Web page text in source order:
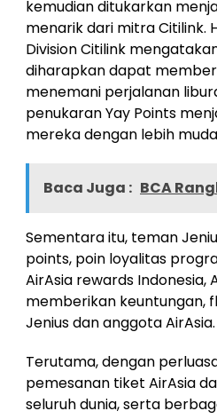
kemudian ditukarkan
menarik dari mitra Citilink.
Division Citilink
diharapkan dapat
menemani perjalanan
penukaran Yay Points
mereka dengan lebih
Baca Juga : BCA
Sementara itu, teman
points, poin loyalitas
AirAsia rewards Indonesia,
memberikan keuntungan,
Jenius dan anggota AirAsia.
Terutama, dengan
pemesanan tiket AirAsia
seluruh dunia, serta